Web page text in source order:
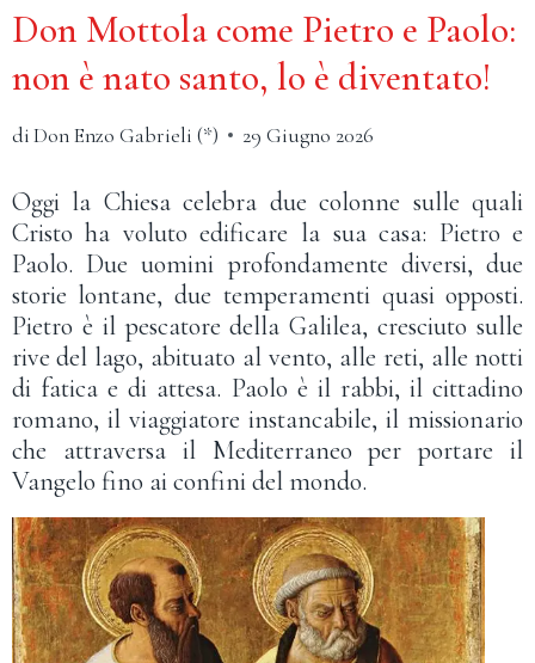
Don Mottola come Pietro e Paolo:
non è nato santo, lo è diventato!
diDon Enzo Gabrieli (*) 29 Giugno 2026
Oggi la Chiesa celebra due colonne sulle quali
Cristo ha voluto edificare la sua casa: Pietro e
Paolo. Due uomini profondamente diversi, due
storie lontane, due temperamenti quasi opposti.
Pietro è il pescatore della Galilea, cresciuto sulle
rive del lago, abituato al vento, alle reti, alle notti
di fatica e di attesa. Paolo è il rabbi, il cittadino
romano, il viaggiatore instancabile, il missionario
che attraversa il Mediterraneo per portare il
Vangelo fino ai confini del mondo.